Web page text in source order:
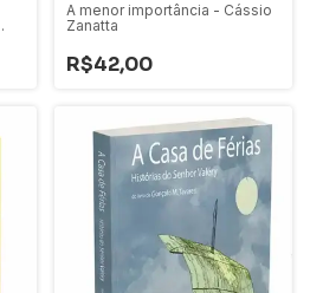
A menor importância - Cássio
Zanatta
R$42,00